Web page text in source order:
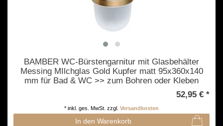
BAMBER WC-Bürstengarnitur mit Glasbehälter
Messing MIlchglas Gold Kupfer matt 95x360x140
mm für Bad & WC >> zum Bohren oder Kleben
52,95 € *
In den Warenkorb
* inkl. ges. MwSt. zzgl. Versandkosten